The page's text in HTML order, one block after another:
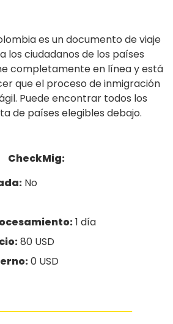
es un documento de viaje
los ciudadanos de los países
completamente en línea y está
que el proceso de inmigración
Puede encontrar todos los
de países elegibles debajo.
CheckMig:
No
1 día
80 USD
0 USD